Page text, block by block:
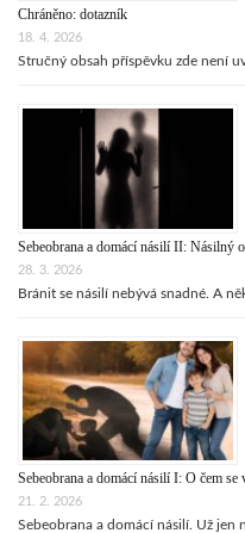
Chráněno: dotazník
18. 4. 2026
Stručný obsah příspěvku zde není
Sebeobrana a domácí násilí II: Násilný
28. 3. 2026
Bránit se násilí nebývá snadné. A
Sebeobrana a domácí násilí I: O čem se
21. 2. 2026
Sebeobrana a domácí násilí. Už jen